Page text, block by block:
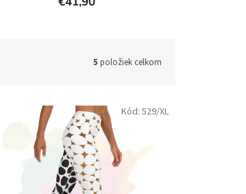
5 položiek celkom
Kód: 529/XL